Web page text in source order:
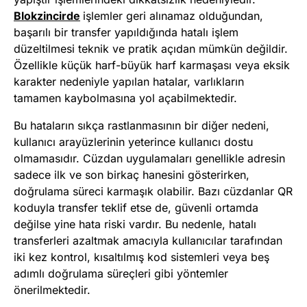
Blokzincirde işlemler geri alınamaz olduğundan,
başarılı bir transfer yapıldığında hatalı işlem
düzeltilmesi teknik ve pratik açıdan mümkün değildir.
Özellikle küçük harf-büyük harf karmaşası veya eksik
karakter nedeniyle yapılan hatalar, varlıkların
tamamen kaybolmasına yol açabilmektedir.
Bu hataların sıkça rastlanmasının bir diğer nedeni,
kullanıcı arayüzlerinin yeterince kullanıcı dostu
olmamasıdır. Cüzdan uygulamaları genellikle adresin
sadece ilk ve son birkaç hanesini gösterirken,
doğrulama süreci karmaşık olabilir. Bazı cüzdanlar QR
koduyla transfer teklif etse de, güvenli ortamda
değilse yine hata riski vardır. Bu nedenle, hatalı
transferleri azaltmak amacıyla kullanıcılar tarafından
iki kez kontrol, kısaltılmış kod sistemleri veya beş
adımlı doğrulama süreçleri gibi yöntemler
önerilmektedir.